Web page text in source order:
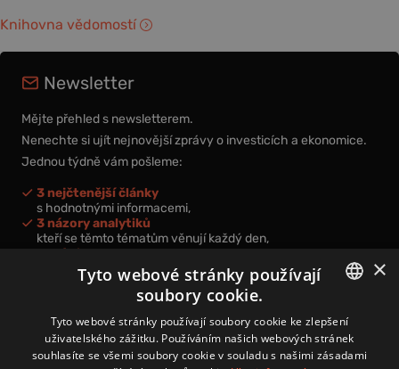
Knihovna vědomostí
Newsletter
Mějte přehled s newsletterem.
Nenechte si ujít nejnovější zprávy o investicích a ekonomice.
Jednou týdně vám pošleme:
3 nejčtenější články
s hodnotnými informacemi,
3 názory analytiků
kteří se těmto tématům věnují každý den,
nová videa a podcasty
k prohloubení vašich znalostí.
Přihlášením k newsletteru vyjadřujete svůj souhlas spodmínkami
CZECH
×
Tyto webové stránky používají
soubory cookie.
Tyto webové stránky používají soubory cookie ke zlepšení
uživatelského zážitku. Používáním našich webových stránek
souhlasíte se všemi soubory cookie v souladu s našimi zásadami